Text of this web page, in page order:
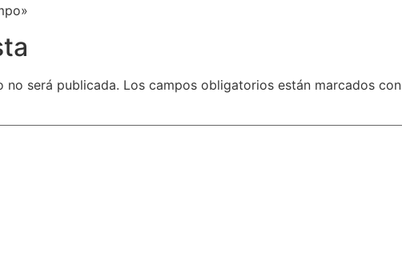
no será publicada. Los campos obligatorios están marcados con